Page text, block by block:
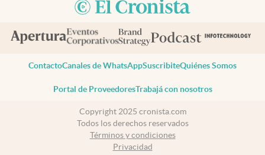
ContactoCanales de WhatsAppSuscribiteQuiénes Somos
Portal de ProveedoresTrabajá con nosotros
Copyright 2025 cronista.com
Todos los derechos reservados
Términos y condiciones
Privacidad